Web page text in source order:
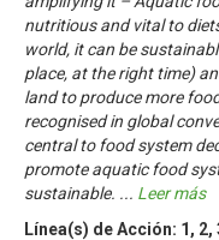
nutritious and vital to
world, it can be
place, at the right time)
land to produce more
recognised in global
central to food system
promote aquatic food
sustainable. ... Leer más
Línea(s) de Acción: 1 , 2,